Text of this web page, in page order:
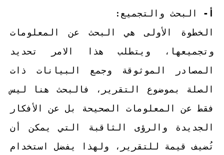
أ- البحث والتجميع:
الخطوة الأولى هي البحث عن المعلومات
وتجميعها، ويتطلب هذا الامر تحديد
المصادر الموثوقة وجمع البيانات ذات
الصلة بموضوع التقرير، فالبحث هنا ليس
فقط عن المعلومات الصحيحة بل عن الأفكار
الجديدة والرؤى الثاقبة التي يمكن أن
تُضيف قيمة للتقرير، ولهذا يفضل استخدام